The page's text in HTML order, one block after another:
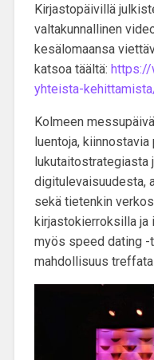
Kirjastopäivillä
valtakunnallinen
kesälomaansa
katsoa täältä: https://
yhteista-
Kolmeen
luentoja,
lukutaitostrategiasta
digitulevaisuudesta,
sekä tietenkin
kirjastokierroksilla ja
myös speed dating -
mahdollisuus